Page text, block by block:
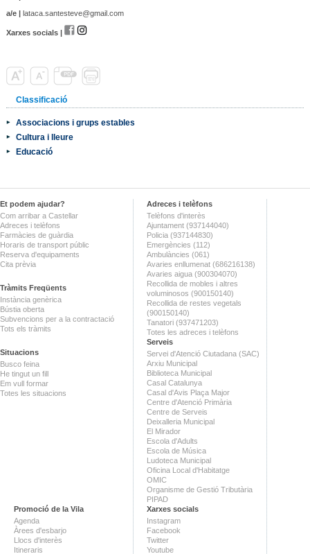
a/e |lataca.santesteve@gmail.com
Xarxes socials |
Classificació
Associacions i grups estables
Cultura i lleure
Educació
Et podem ajudar?
Com arribar a Castellar
Adreces i telèfons
Farmàcies de guàrdia
Horaris de transport públic
Reserva d'equipaments
Cita prèvia
Tràmits Freqüents
Instància genèrica
Bústia oberta
Subvencions per a la contractació
Tots els tràmits
Situacions
Busco feina
He tingut un fill
Em vull formar
Totes les situacions
Adreces i telèfons
Telèfons d'interès
Ajuntament (937144040)
Policia (937144830)
Emergències (112)
Ambulàncies (061)
Avaries enllumenat (686216138)
Avaries aigua (900304070)
Recollida de mobles i altres
voluminosos (900150140)
Recollida de restes vegetals
(900150140)
Tanatori (937471203)
Totes les adreces i telèfons
Serveis
Servei d'Atenció Ciutadana (SAC)
Arxiu Municipal
Biblioteca Municipal
Casal Catalunya
Casal d'Avis Plaça Major
Centre d'Atenció Primària
Centre de Serveis
Deixalleria Municipal
El Mirador
Escola d'Adults
Escola de Música
Ludoteca Municipal
Oficina Local d'Habitatge
OMIC
Organisme de Gestió Tributària
PIPAD
Promoció de la Vila
Agenda
Àrees d'esbarjo
Llocs d'interès
Itineraris
Xarxes socials
Instagram
Facebook
Twitter
Youtube